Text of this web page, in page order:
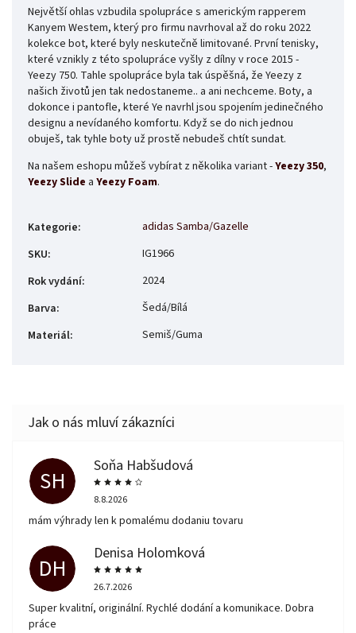
Největší ohlas vzbudila spolupráce s americkým rapperem
Kanyem Westem, který pro firmu navrhoval až do roku 2022
kolekce bot, které byly neskutečně limitované. První tenisky,
které vznikly z této spolupráce vyšly z dílny v roce 2015 -
Yeezy 750. Tahle spolupráce byla tak úspěšná, že Yeezy z
našich životů jen tak nedostaneme.. a ani nechceme. Boty, a
dokonce i pantofle, které Ye navrhl jsou spojením jedinečného
designu a nevídaného komfortu. Když se do nich jednou
obuješ, tak tyhle boty už prostě nebudeš chtít sundat.
Na našem eshopu můžeš vybírat z několika variant -Yeezy 350,
Yeezy Slide a Yeezy Foam.
Kategorie:
adidas Samba/Gazelle
SKU:
IG1966
Rok vydání:
2024
Barva:
Šedá/Bílá
Materiál: Semiš/Guma
SH
Soňa Habšudová
8.8.2026
mám výhrady len k pomalému dodaniu tovaru
DH
Denisa Holomková
26.7.2026
Super kvalitní, originální. Rychlé dodání a komunikace. Dobra
práce